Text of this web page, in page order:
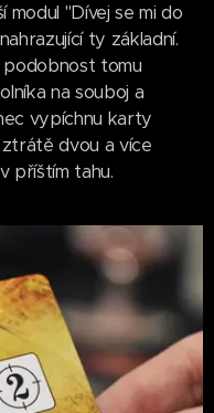
modul "Dívej se mi do
ty základní.
tomu
na souboj a
vypíchnu karty
dvou a více
příštím tahu.